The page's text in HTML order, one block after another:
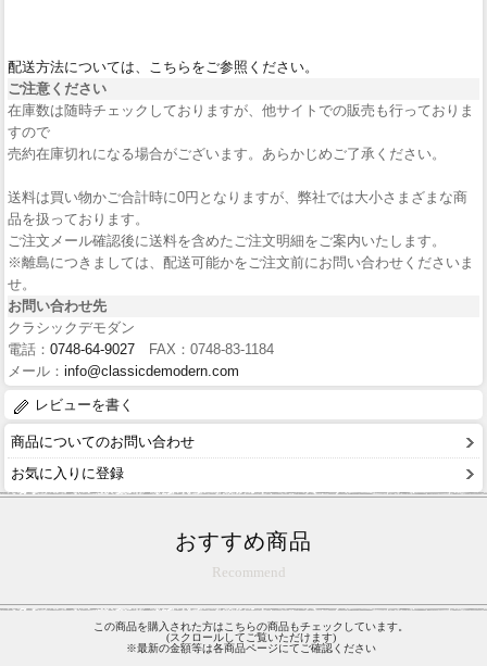
配送方法については、こちらをご参照ください。
ご注意ください
在庫数は随時チェックしておりますが、他サイトでの販売も行っておりま
すので
売約在庫切れになる場合がございます。あらかじめご了承ください。
送料は買い物かご合計時に0円となりますが、弊社では大小さまざまな商
品を扱っております。
ご注文メール確認後に送料を含めたご注文明細をご案内いたします。
※離島につきましては、配送可能かをご注文前にお問い合わせくださいま
せ。
お問い合わせ先
クラシックデモダン
電話： 0748-64-9027 FAX：0748-83-1184
メール： info@classicdemodern.com
レビューを書く
商品についてのお問い合わせ
お気に入りに登録
おすすめ商品
Recommend
この商品を購入された方はこちらの商品もチェックしています。
(スクロールしてご覧いただけます)
※最新の金額等は各商品ページにてご確認ください